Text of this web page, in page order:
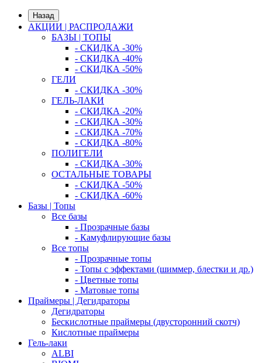
Назад
АКЦИИ | РАСПРОДАЖИ
БАЗЫ | ТОПЫ
- СКИДКА -30%
- СКИДКА -40%
- СКИДКА -50%
ГЕЛИ
- СКИДКА -30%
ГЕЛЬ-ЛАКИ
- СКИДКА -20%
- СКИДКА -30%
- СКИДКА -70%
- СКИДКА -80%
ПОЛИГЕЛИ
- СКИДКА -30%
ОСТАЛЬНЫЕ ТОВАРЫ
- СКИДКА -50%
- СКИДКА -60%
Базы | Топы
Все базы
- Прозрачные базы
- Камуфлирующие базы
Все топы
- Прозрачные топы
- Топы с эффектами (шиммер, блестки и др.)
- Цветные топы
- Матовые топы
Праймеры | Дегидраторы
Дегидраторы
Бескислотные праймеры (двусторонний скотч)
Кислотные праймеры
Гель-лаки
ALBI